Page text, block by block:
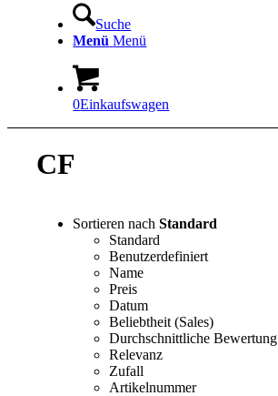
Suche
Menü Menü
0Einkaufswagen
CF
Sortieren nachStandard
Standard
Benutzerdefiniert
Name
Preis
Datum
Beliebtheit (Sales)
Durchschnittliche Bewertung
Relevanz
Zufall
Artikelnummer